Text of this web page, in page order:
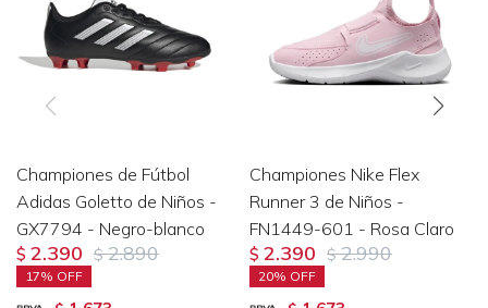
Championes de Fútbol
Adidas Goletto de Niños -
GX7794 - Negro-blanco
$ 2.390 $ 2.890
17
Championes Nike Flex
Runner 3 de Niños -
FN1449-601 - Rosa Claro
$ 2.390 $ 2.990
20